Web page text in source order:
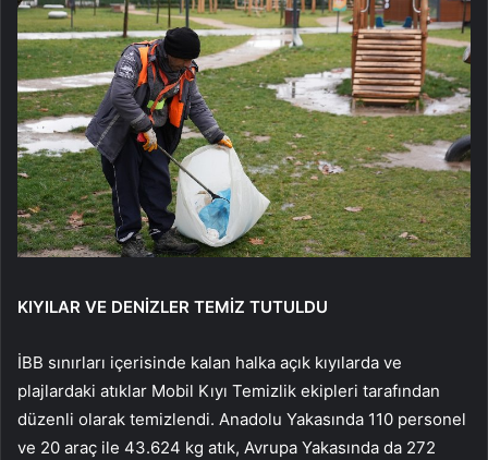
KIYILAR VE DENİZLER TEMİZ TUTULDU
İBB sınırları içerisinde kalan halka açık kıyılarda ve
plajlardaki atıklar Mobil Kıyı Temizlik ekipleri tarafından
düzenli olarak temizlendi. Anadolu Yakasında 110 personel
ve 20 araç ile 43.624 kg atık, Avrupa Yakasında da 272